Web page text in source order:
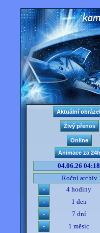
04.06.26 04:18
Roční archiv
4 hodiny
1 den
7 dní
1 měsíc